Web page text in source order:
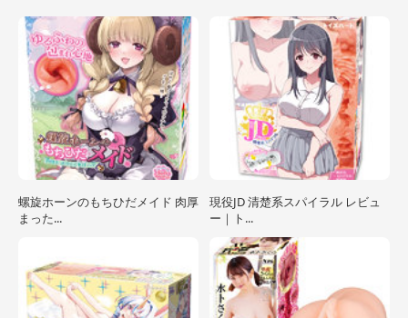
螺旋ホーンのもちひだメイド 肉厚
まった...
現役JD 清楚系スパイラル レビュ
ー｜ト...